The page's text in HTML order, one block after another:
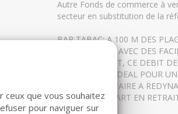
626,00
Autre Fonds de commerce à
secteur en substitution de la
BAR TABAC: A 100 M DES
TRES PASSANT AVEC DES
STAIONNEMENT, CE DEBIT
SPACIEUX EST IDEAL POUR
EMPLOYES. AFFAIRE A
LA VENTE: DEPART EN
ceux que vous souhaitez
pour naviguer sur